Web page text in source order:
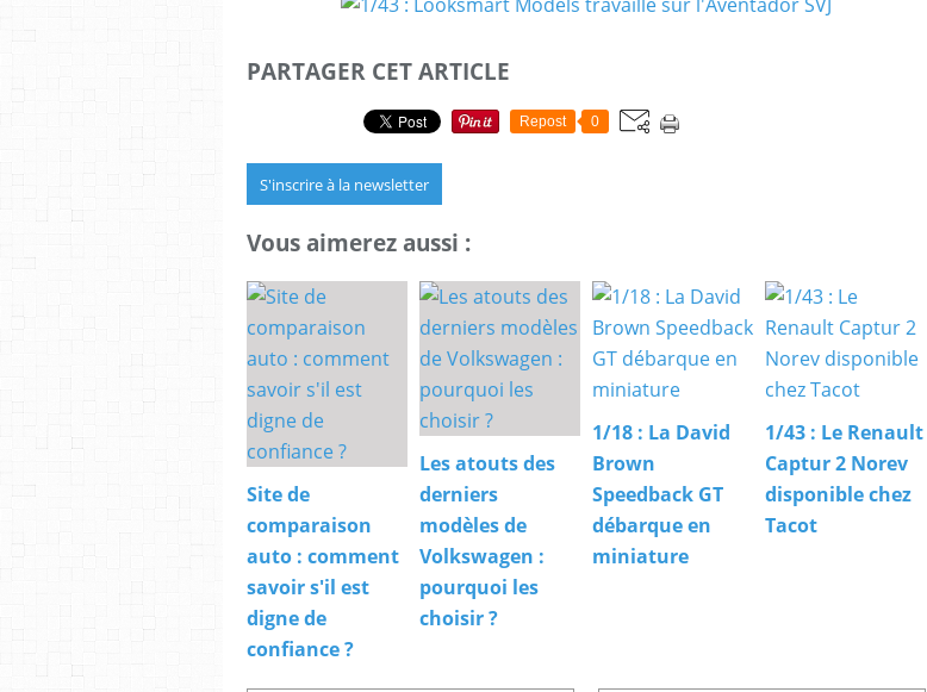
PARTAGER CET ARTICLE
Repost 0
S'inscrire à la newsletter
Vous aimerez aussi :
Site de
comparaison
auto : comment
savoir s'il est
digne de
confiance ?
Les atouts des
derniers
modèles de
Volkswagen :
pourquoi les
choisir ?
1/18 : La David
Brown
Speedback GT
débarque en
miniature
1/43 : Le Renault
Captur 2 Norev
disponible chez
Tacot